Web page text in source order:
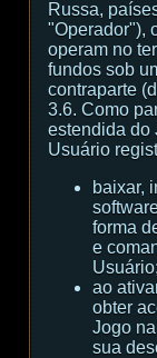
Russa,
"Operador"),
operam no
fundos sob
contraparte
3.6. Como
estendida do
Usuário
baixar,
forma
e
Usuário;
ao
obter
Jogo
sua